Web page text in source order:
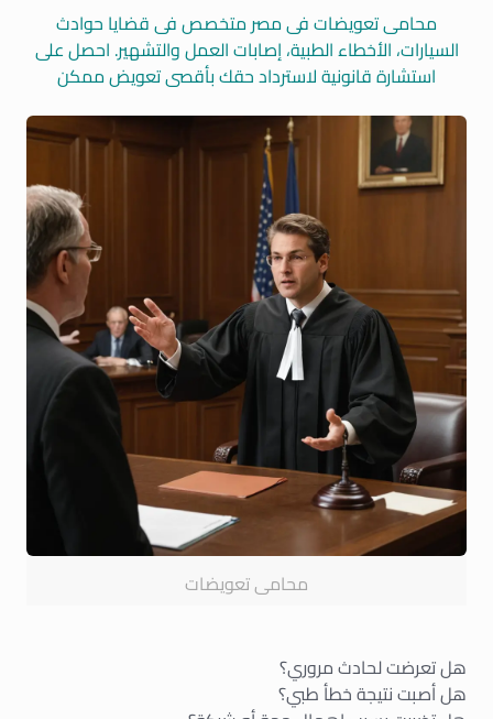
محامى تعويضات فى مصر متخصص فى قضايا حوادث
السيارات، الأخطاء الطبية، إصابات العمل والتشهير. احصل على
استشارة قانونية لاسترداد حقك بأقصى تعويض ممكن
محامى تعويضات
هل تعرضت لحادث مروري؟
هل أصبت نتيجة خطأ طبي؟